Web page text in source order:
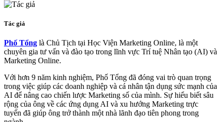
Tác giả
Phố Tổng là Chủ Tịch tại Học Viện Marketing Online, là một
chuyên gia tư vấn và đào tạo trong lĩnh vực Trí tuệ Nhân tạo (AI) và
Marketing Online.
Với hơn 9 năm kinh nghiệm, Phố Tổng đã đóng vai trò quan trọng
trong việc giúp các doanh nghiệp và cá nhân tận dụng sức mạnh của
AI để nâng cao chiến lược Marketing số của mình. Sự hiểu biết sâu
rộng của ông về các ứng dụng AI và xu hướng Marketing trực
tuyến đã giúp ông trở thành một nhà lãnh đạo tiên phong trong